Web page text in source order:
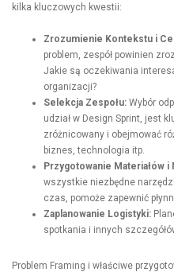
kilka kluczowych kwestii:
Zrozumienie Kontekstu i
problem, zespół powinien
Jakie są oczekiwania
organizacji?
Selekcja Zespołu: Wybór
udział w Design Sprint, jest
zróżnicowany i obejmować
biznes, technologia itp.
Przygotowanie Materiałów i
wszystkie niezbędne
czas, pomoże zapewnić
Zaplanowanie Logistyki:
spotkania i innych
Problem Framing i właściwe